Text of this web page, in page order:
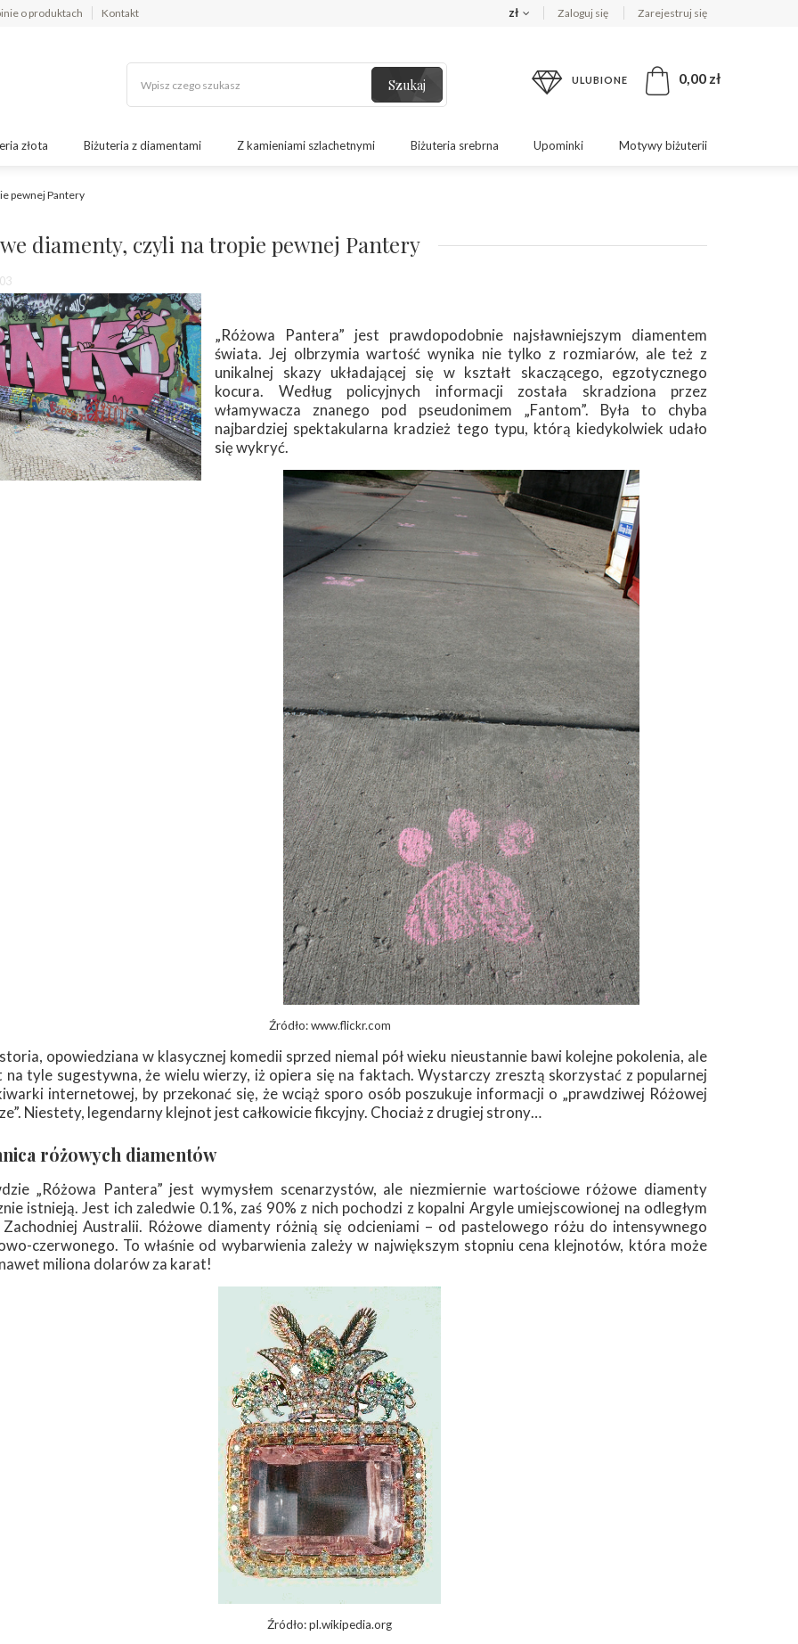
o produktach Kontakt zł Zaloguj się Zarejestruj się
Szukaj ULUBIONE 0,00 zł
złota Biżuteria z diamentami Z kamieniami szlachetnymi Biżuteria srebrna Upominki Motywy biżuterii
pewnej Pantery
diamenty, czyli na tropie pewnej Pantery
„Różowa Pantera” jest prawdopodobnie najsławniejszym diamentem
świata. Jej olbrzymia wartość wynika nie tylko z rozmiarów, ale też z
unikalnej skazy układającej się w kształt skaczącego, egzotycznego
kocura. Według policyjnych informacji została skradziona przez
włamywacza znanego pod pseudonimem „Fantom”. Była to chyba
najbardziej spektakularna kradzież tego typu, którą kiedykolwiek udało
się wykryć.
Źródło: www.flickr.com
opowiedziana w klasycznej komedii sprzed niemal pół wieku nieustannie bawi kolejne pokolenia, ale
na tyle sugestywna, że wielu wierzy, iż opiera się na faktach. Wystarczy zresztą skorzystać z popularnej
internetowej, by przekonać się, że wciąż sporo osób poszukuje informacji o „prawdziwej Różowej
Niestety, legendarny klejnot jest całkowicie fikcyjny. Chociaż z drugiej strony…
różowych diamentów
„Różowa Pantera” jest wymysłem scenarzystów, ale niezmiernie wartościowe różowe diamenty
istnieją. Jest ich zaledwie 0.1%, zaś 90% z nich pochodzi z kopalni Argyle umiejscowionej na odległym
Zachodniej Australii. Różowe diamenty różnią się odcieniami – od pastelowego różu do intensywnego
czerwonego. To właśnie od wybarwienia zależy w największym stopniu cena klejnotów, która może
miliona dolarów za karat!
Źródło: pl.wikipedia.org